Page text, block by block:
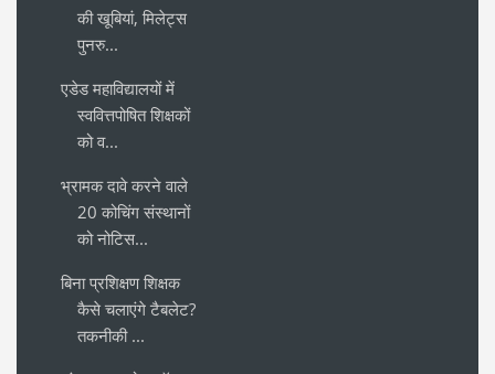
की खूबियां, मिलेट्स
पुनरु...
एडेड महाविद्यालयों में
स्ववित्तपोषित शिक्षकों
को व...
भ्रामक दावे करने वाले
20 कोचिंग संस्थानों
को नोटिस...
बिना प्रशिक्षण शिक्षक
कैसे चलाएंगे टैबलेट?
तकनीकी ...